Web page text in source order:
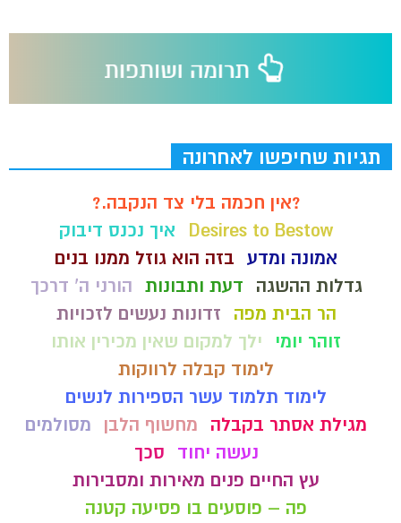
תגיות שחיפשו לאחרונה
?אין חכמה בלי צד הנקבה.?
Desires to Bestow
איך נכנס דיבוק
אמונה ומדע בזה הוא גוזל ממנו בנים
גדלות ההשגה
דעת ותבונות הורני ה' דרכך
הר הבית מפה
זדונות נעשים לזכויות
זוהר יומי
ילך למקום שאין מכירין אותו
לימוד קבלה לרווקות
לימוד תלמוד עשר הספירות לנשים
מגילת אסתר בקבלה
מחשוף הלבן
מסולמים
נעשה יחוד
סכך
עץ החיים פנים מאירות ומסבירות
פה – פוסעים בו פסיעה קטנה